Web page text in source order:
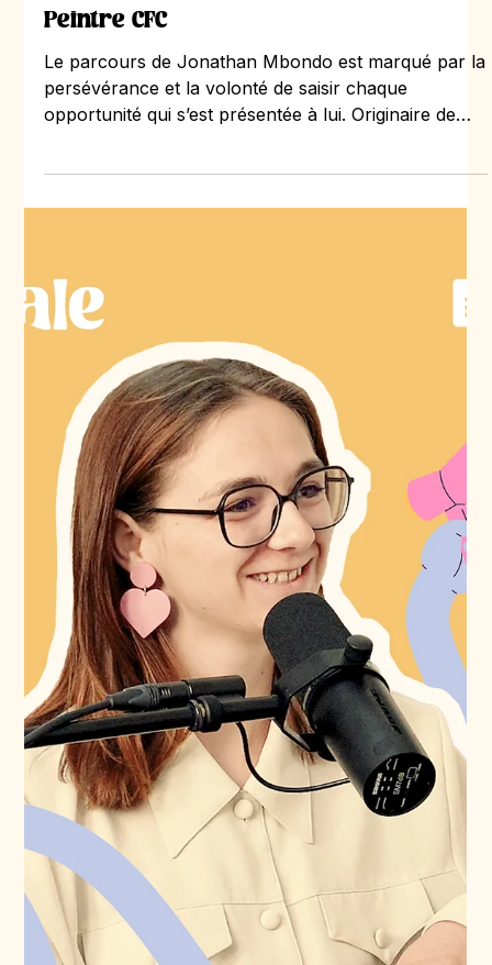
6 juil. 2 min de lecture
Entretien
#E38 | Jonathan Mbondo, Étudiant |
Peintre CFC
Le parcours de Jonathan Mbondo est marqué par la
persévérance et la volonté de saisir chaque
opportunité qui s’est présentée à lui. Originaire de
République démocratique du Congo, il arrive en
Suisse à l’âge de 13 ans dans un contexte familial
complexe, son père étant requérant d’asile. Après